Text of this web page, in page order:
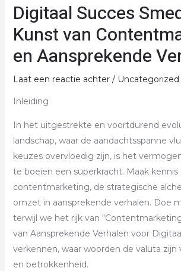
Digitaal Succes
Kunst van
en Aansprekende
Laat een reactie achter / Uncategorized
Inleiding
In het uitgestrekte en voortdurend
landschap, waar de aandachtsspanne
keuzes overvloedig zijn, is het
te boeien een superkracht. Maak
contentmarketing, de strategische
omzet in aansprekende verhalen. Doe
terwijl we het rijk van
van Aansprekende Verhalen voor
verkennen, waar woorden de valuta zijn
en betrokkenheid.